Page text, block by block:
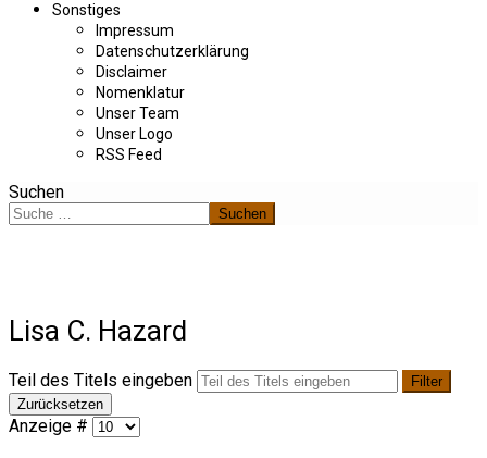
Sonstiges
Impressum
Datenschutzerklärung
Disclaimer
Nomenklatur
Unser Team
Unser Logo
RSS Feed
Suchen
Suchen
Lisa C. Hazard
Teil des Titels eingeben
Filter
Zurücksetzen
Anzeige #